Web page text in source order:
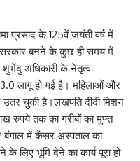
प्रसाद के 125वें जयंती वर्ष में
सरकार बनने के कुछ ही समय में
शुभेंदु अधिकारी के नेतृत्व
लागू हो गई है। महिलाओं और
चुकी है।लखपति दीदी मिशन
रुपये तक का गरीबों का मुफ्त
बंगाल में कैंसर अस्पताल का
के लिए भूमि देने का कार्य पूरा हो